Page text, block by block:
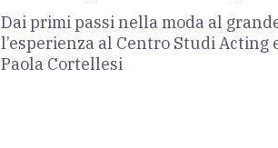
Dai primi passi nella moda al
l’esperienza al Centro Studi Acting
Paola Cortellesi